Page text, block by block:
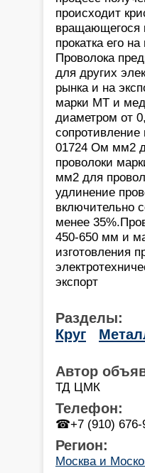
происходит
вращающегося
прокатка его
Проволока
для других
рынка и на
марки МТ и
диаметром от
сопротивление
01724 Ом мм2
проволоки
мм2 для
удлинение
включительно
менее
450-650 мм и
изготовления
экспорт
Разделы:
Круг
Автор
ТД ЦМК
Телефон:
☎+7 (910) 676-
Регион:
Москва и